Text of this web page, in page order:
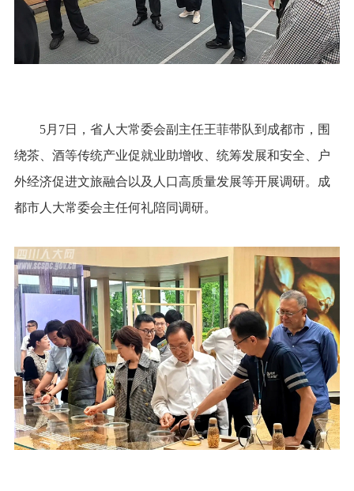
5月7日，省人大常委会副主任王菲带队到成都市，围
绕茶、酒等传统产业促就业助增收、统筹发展和安全、户
外经济促进文旅融合以及人口高质量发展等开展调研。成
都市人大常委会主任何礼陪同调研。